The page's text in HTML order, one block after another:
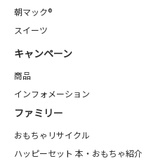
朝マック®
スイーツ
キャンペーン
商品
インフォメーション
ファミリー
おもちゃリサイクル
ハッピーセット 本・おもちゃ紹介